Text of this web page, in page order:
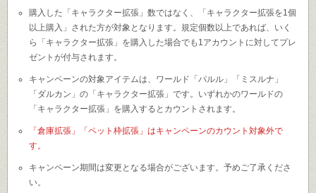
購入した「キャラクター拡張」数ではなく、「キャラクター拡張を1個
以上購入」された方が対象となります。規定個数以上であれば、いく
ら「キャラクター拡張」を購入した場合でも1アカウントに対してプレ
ゼントが付与されます。
キャンペーンの対象アイテムは、ワールド「パルル」「ミスルナ」
「ダルカン」の「キャラクター拡張」です。いずれかのワールドの
「キャラクター拡張」を購入するとカウントされます。
「倉庫拡張」「ペット枠拡張」はキャンペーンのカウント対象外で
す。
キャンペーン期間は変更となる場合がございます。予めご了承くださ
い。